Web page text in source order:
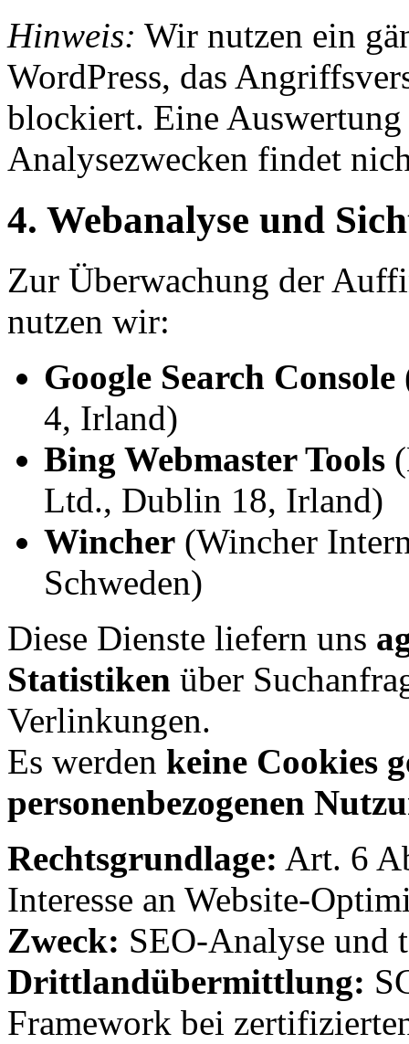
Hinweis: Wir nutzen ein
WordPress, das
blockiert. Eine
Analysezwecken findet
4. Webanalyse und
Zur Überwachung der
nutzen wir:
Google Search Console
4, Irland)
Bing Webmaster Tools
Ltd., Dublin 18, Irland)
Wincher (Wincher
Schweden)
Diese Dienste liefern uns
Statistiken über
Verlinkungen.
Es werden keine Cookies
personenbezogenen
Rechtsgrundlage: Art. 6
Interesse an Website-
Zweck: SEO-Analyse und
Drittlandübermittlung:
Framework bei